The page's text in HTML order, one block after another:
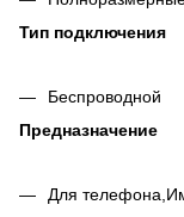
Тип подключения
Беспроводной
Предназначение
Для